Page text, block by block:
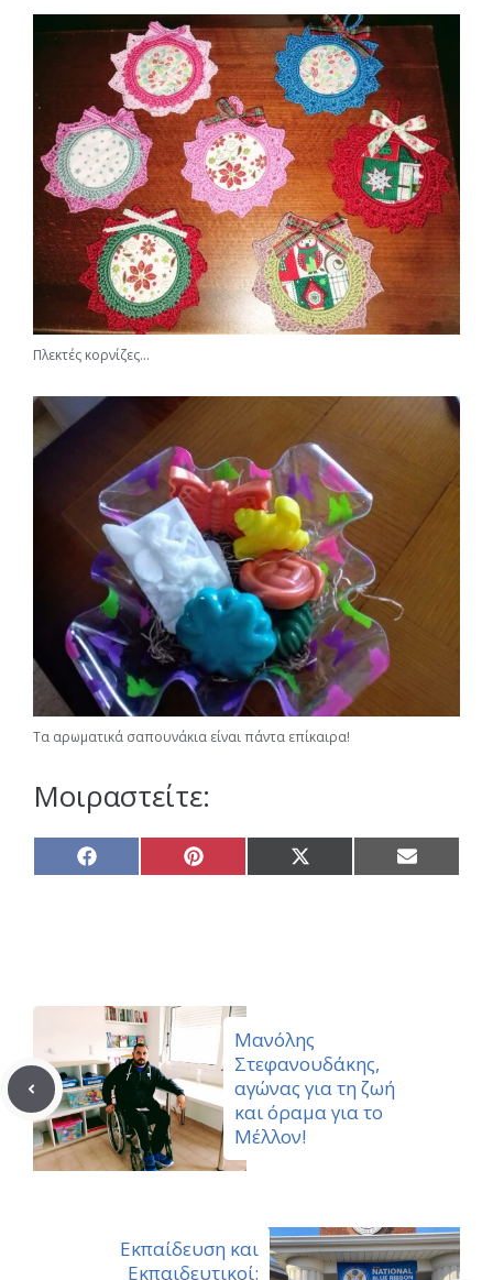
Πλεκτές κορνίζες…
Τα αρωματικά σαπουνάκια είναι πάντα επίκαιρα!
Μοιραστείτε:
Share
on
Share
on
Share
on
Share
on
Μανόλης
Στεφανουδάκης,
αγώνας για τη ζωή
και όραμα για το
Μέλλον!
Εκπαίδευση και
Εκπαιδευτικοί: